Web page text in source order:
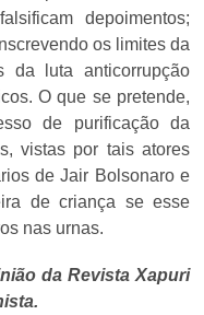
depoimentos;
os limites da
da luta anticorrupção
O que se pretende,
de purificação da
vistas por tais atores
de Jair Bolsonaro e
de criança se esse
nas urnas.
da Revista Xapuri